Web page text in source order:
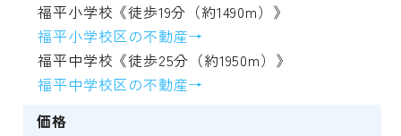
福平小学校《徒歩19分（約1490m）》
福平小学校区の不動産→
福平中学校《徒歩25分（約1950m）》
福平中学校区の不動産→
価格